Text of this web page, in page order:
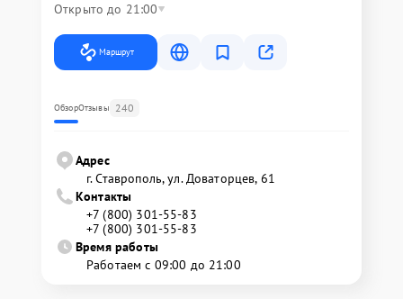
Открыто до 21:00
Маршрут
ОбзорОтзывы 240
Адрес
г. Ставрополь, ул. Доваторцев, 61
Контакты
+7 (800) 301-55-83
+7 (800) 301-55-83
Время работы
Работаем с 09:00 до 21:00